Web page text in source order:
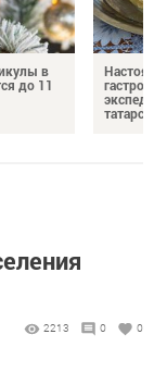
в
до 11
2213 0 0